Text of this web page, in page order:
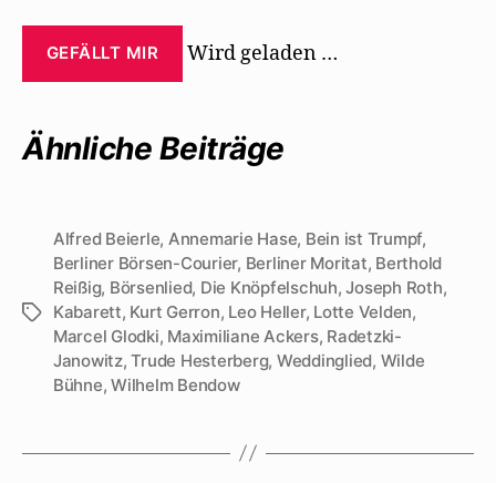
GEFÄLLT MIR Wird geladen …
Ähnliche Beiträge
Schlagwörter
Alfred Beierle, Annemarie Hase, Bein ist Trumpf,
Berliner Börsen-Courier, Berliner Moritat, Berthold
Reißig, Börsenlied, Die Knöpfelschuh,Joseph Roth,
Kabarett, Kurt Gerron, Leo Heller, Lotte Velden,
Marcel Glodki, Maximiliane Ackers, Radetzki-
Janowitz,Trude Hesterberg, Weddinglied, Wilde
Bühne,Wilhelm Bendow